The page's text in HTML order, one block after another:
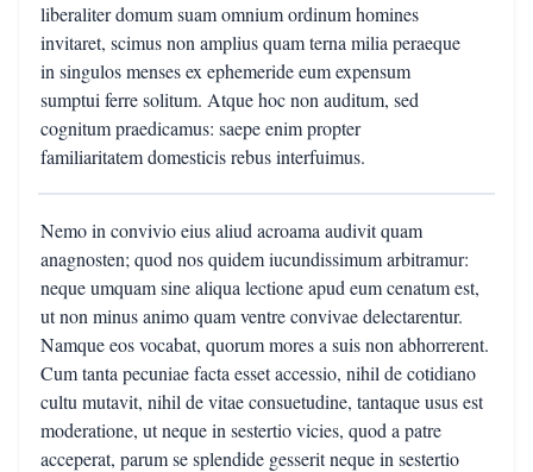
liberaliter domum suam omnium ordinum homines
invitaret, scimus non amplius quam terna milia peraeque
in singulos menses ex ephemeride eum expensum
sumptui ferre solitum. Atque hoc non auditum, sed
cognitum praedicamus: saepe enim propter
familiaritatem domesticis rebus interfuimus.
Nemo in convivio eius aliud acroama audivit quam
anagnosten; quod nos quidem iucundissimum arbitramur:
neque umquam sine aliqua lectione apud eum cenatum est,
ut non minus animo quam ventre convivae delectarentur.
Namque eos vocabat, quorum mores a suis non abhorrerent.
Cum tanta pecuniae facta esset accessio, nihil de cotidiano
cultu mutavit, nihil de vitae consuetudine, tantaque usus est
moderatione, ut neque in sestertio vicies, quod a patre
acceperat, parum se splendide gesserit neque in sestertio